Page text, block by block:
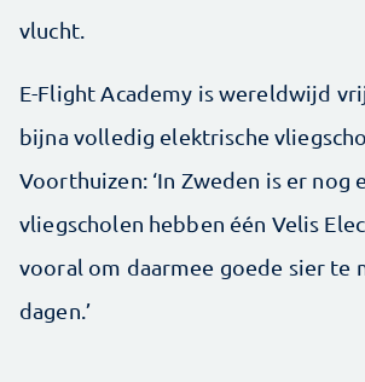
vlucht.
E-Flight Academy is wereldwijd
bijna volledig elektrische
Voorthuizen: ‘In Zweden is er nog
vliegscholen hebben één Velis
vooral om daarmee goede sier te
dagen.’